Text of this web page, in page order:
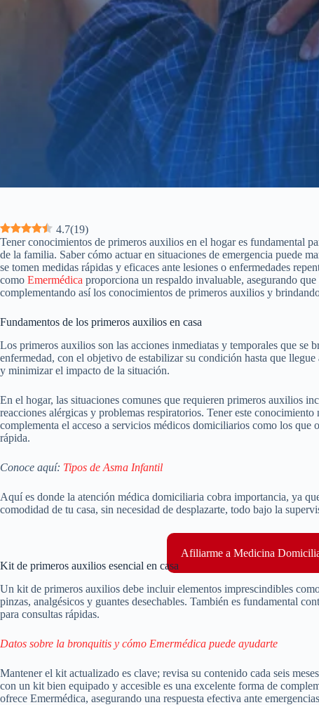
4.7(19)
Tener conocimientos de primeros auxilios en el hogar es fundamental
de la familia. Saber cómo actuar en situaciones de emergencia puede
se tomen medidas rápidas y eficaces ante lesiones o enfermedades
como Emermédica proporciona un respaldo invaluable, asegurando
complementando así los conocimientos de primeros auxilios y
Fundamentos de los primeros auxilios en casa
Los primeros auxilios son las acciones inmediatas y temporales que se
enfermedad, con el objetivo de estabilizar su condición hasta que
y minimizar el impacto de la situación.
En el hogar, las situaciones comunes que requieren primeros auxilios
reacciones alérgicas y problemas respiratorios. Tener este
complementa el acceso a servicios médicos domiciliarios como los que
rápida.
Conoce aquí: Tipos de Asma Infantil
Aquí es donde la atención médica domiciliaria cobra importancia, ya
comodidad de tu casa, sin necesidad de desplazarte, todo bajo la
Afiliarme a Medicina
Kit de primeros auxilios esencial en casa
Un kit de primeros auxilios debe incluir elementos imprescindibles
pinzas, analgésicos y guantes desechables. También es fundamental
para consultas rápidas.
Datos sobre la bronquitis y cómo Emermédica puede ayudarte
Mantener el kit actualizado es clave; revisa su contenido cada seis
con un kit bien equipado y accesible es una excelente forma de
ofrece Emermédica, asegurando una respuesta efectiva ante